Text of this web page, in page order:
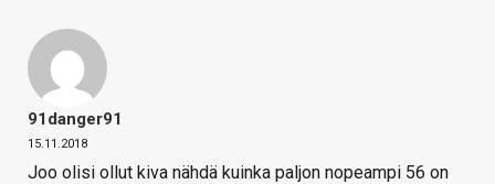
91danger91
15.11.2018
Joo olisi ollut kiva nähdä kuinka paljon nopeampi 56 on